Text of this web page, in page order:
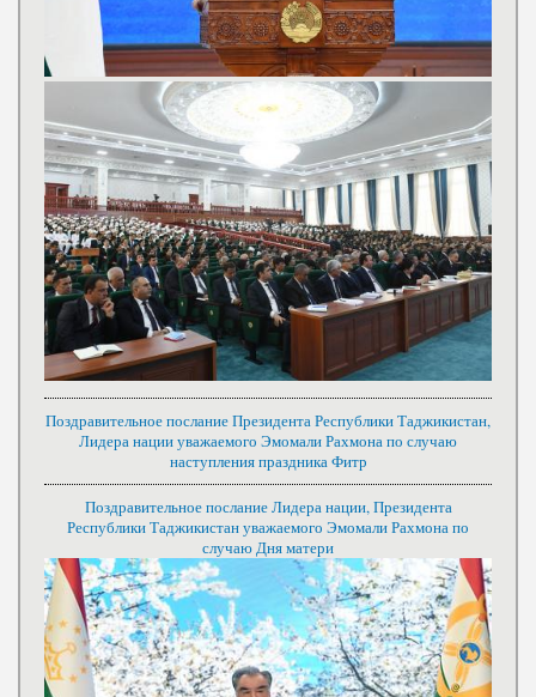
Поздравительное послание Президента Республики Таджикистан,
Лидера нации уважаемого Эмомали Рахмона по случаю
наступления праздника Фитр
Поздравительное послание Лидера нации, Президента
Республики Таджикистан уважаемого Эмомали Рахмона по
случаю Дня матери